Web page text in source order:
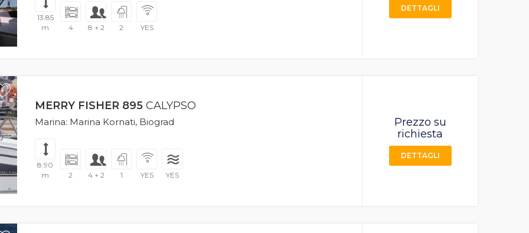
13.85
m
4 8 + 2 2 YES
DETTAGLI
+
MERRY FISHER 895 CALYPSO
Marina: Marina Kornati, Biograd
8.90
m
2 4 + 2 1 YES YES
Prezzo su
richiesta
DETTAGLI